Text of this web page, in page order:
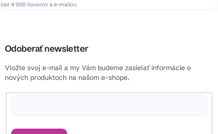
cez 4 000 hovorov a e-mailov.
Odoberať newsletter
Vložte svoj e-mail a my Vám budeme zasielať informácie o
nových produktoch na našom e-shope.